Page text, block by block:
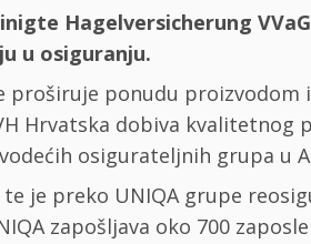
Hagelversicherung
u osiguranju.
proširuje ponudu
Hrvatska dobiva
osigurateljnih grupa u
je preko UNIQA grupe
zapošljava oko 700